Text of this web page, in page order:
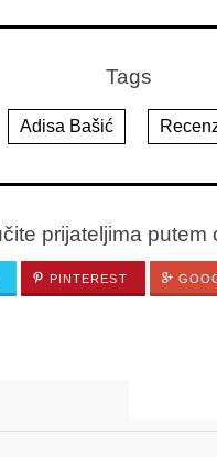
Tags
Adisa Bašić
prijateljima putem
PINTEREST